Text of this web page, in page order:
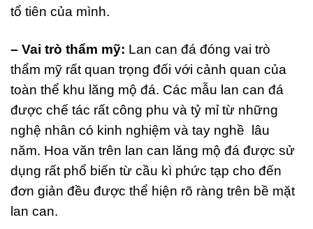
tổ tiên của mình.
– Vai trò thẩm mỹ: Lan can đá đóng vai trò
thẩm mỹ rất quan trọng đối với cảnh quan của
toàn thể khu lăng mộ đá. Các mẫu lan can đá
được chế tác rất công phu và tỷ mỉ từ những
nghệ nhân có kinh nghiệm và tay nghề lâu
năm. Hoa văn trên lan can lăng mộ đá được sử
dụng rất phổ biến từ cầu kì phức tạp cho đến
đơn giản đều được thể hiện rõ ràng trên bề mặt
lan can.